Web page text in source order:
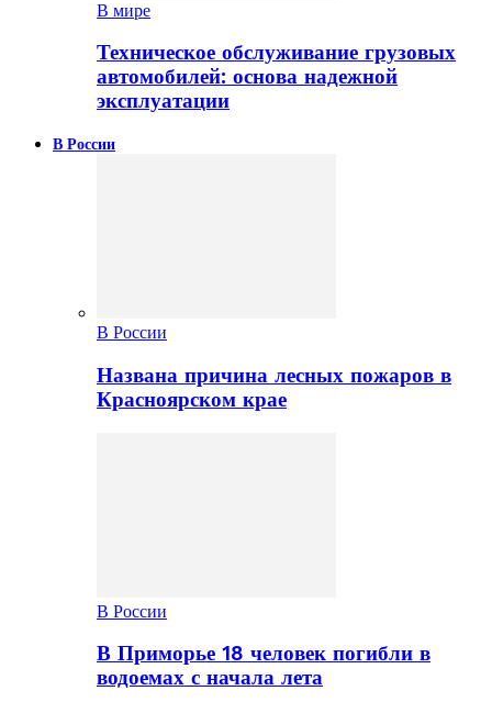
В мире
Техническое обслуживание грузовых
автомобилей: основа надежной
эксплуатации
В России
В России
Названа причина лесных пожаров в
Красноярском крае
В России
В Приморье 18 человек погибли в
водоемах с начала лета